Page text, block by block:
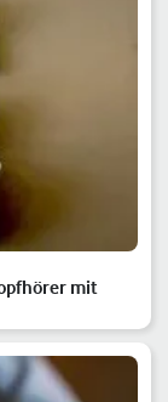
mit